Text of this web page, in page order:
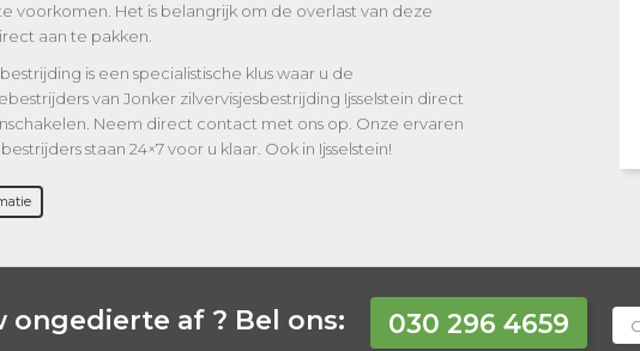
voorkomen. Het is belangrijk om de overlast van deze
aan te pakken.
is een specialistische klus waar u de
van Jonker zilvervisjesbestrijding Ijsselstein direct
Neem direct contact met ons op. Onze ervaren
staan 24×7 voor u klaar. Ook in Ijsselstein!
ongedierte af ? Bel ons: 030 296 4659